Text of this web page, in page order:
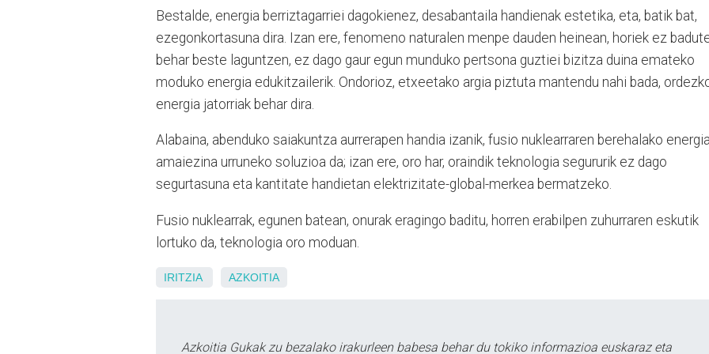
Bestalde, energia berriztagarriei dagokienez, desabantaila handienak estetika, eta, batik bat,
ezegonkortasuna dira. Izan ere, fenomeno naturalen menpe dauden heinean, horiek ez
behar beste laguntzen, ez dago gaur egun munduko pertsona guztiei bizitza duina emateko
moduko energia edukitzailerik. Ondorioz, etxeetako argia piztuta mantendu nahi bada,
energia jatorriak behar dira.
Alabaina, abenduko saiakuntza aurrerapen handia izanik, fusio nuklearraren berehalako energia
amaiezina urruneko soluzioa da; izan ere, oro har, oraindik teknologia segururik ez dago
segurtasuna eta kantitate handietan elektrizitate-global-merkea bermatzeko.
Fusio nuklearrak, egunen batean, onurak eragingo baditu, horren erabilpen zuhurraren eskutik
lortuko da, teknologia oro moduan.
IRITZIA AZKOITIA
Azkoitia Gukak zu bezalako irakurleen babesa behar du tokiko informazioa euskaraz eta